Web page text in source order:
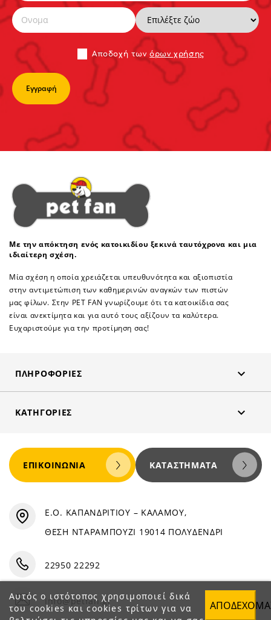
Αποδoχή τωνόρων χρήσης
Με την απόκτηση ενός κατοικιδίου ξεκινά ταυτόχρονα και μια
ιδιαίτερη σχέση.
Μία σχέση η οποία χρειάζεται υπευθυνότητα και αξιοπιστία
στην αντιμετώπιση των καθημερινών αναγκών των πιστών
μας φίλων. Στην PET FAN γνωρίζουμε ότι τα κατοικίδια σας
είναι ανεκτίμητα και για αυτό τους αξίζουν τα καλύτερα.
Ευχαριστούμε για την προτίμηση σας!
ΠΛΗΡΟΦΟΡΊΕΣ 
ΚΑΤΗΓΟΡΊΕΣ 
Αυτός ο ιστότοπος χρησιμοποιεί δικά
του cookies και cookies τρίτων για να
ΕΠΙΚΟΙΝΩΝΊΑ ΚΑΤΑΣΤΉΜΑΤΑ
Ε.Ο. ΚΑΠΑΝΔΡΙΤΙΟΥ – ΚΑΛΑΜΟΥ,
ΘΕΣΗ ΝΤΑΡΑΜΠΟΥΖΙ 19014 ΠΟΛΥΔΕΝΔΡΙ
22950 22292
info@petfan.gr